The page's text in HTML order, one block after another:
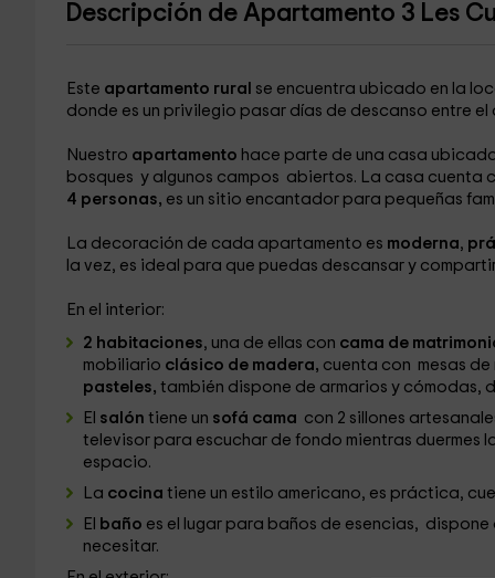
Descripción de Apartamento 3 Les
Este apartamento rural se encuentra ubicado en la
donde es un privilegio pasar días de descanso entre el
Nuestro apartamento hace parte de una casa
bosques y algunos campos abiertos. La casa cuenta
4 personas, es un sitio encantador para pequeñas
La decoración de cada apartamento es moderna,
la vez, es ideal para que puedas descansar y
En el interior:
2 habitaciones, una de ellas con cama de
mobiliario clásico de madera, cuenta con mesas de
pasteles, también dispone de armarios y
El salón tiene un sofá cama con 2 sillones
televisor para escuchar de fondo mientras duermes
espacio.
La cocina tiene un estilo americano, es práctica,
El baño es el lugar para baños de esencias,
necesitar.